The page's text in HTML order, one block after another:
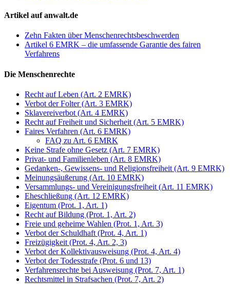
Artikel auf anwalt.de
Zehn Fakten über Menschenrechtsbeschwerden
Artikel 6 EMRK – die umfassende Garantie des fairen
Verfahrens
Die Menschenrechte
Recht auf Leben (Art. 2 EMRK)
Verbot der Folter (Art. 3 EMRK)
Sklavereiverbot (Art. 4 EMRK)
Recht auf Freiheit und Sicherheit (Art. 5 EMRK)
Faires Verfahren (Art. 6 EMRK)
FAQ zu Art. 6 EMRK
Keine Strafe ohne Gesetz (Art. 7 EMRK)
Privat- und Familienleben (Art. 8 EMRK)
Gedanken-, Gewissens- und Religionsfreiheit (Art. 9 EMRK)
Meinungsäußerung (Art. 10 EMRK)
Versammlungs- und Vereinigungsfreiheit (Art. 11 EMRK)
Eheschließung (Art. 12 EMRK)
Eigentum (Prot. 1, Art. 1)
Recht auf Bildung (Prot. 1, Art. 2)
Freie und geheime Wahlen (Prot. 1, Art. 3)
Verbot der Schuldhaft (Prot. 4, Art. 1)
Freizügigkeit (Prot. 4, Art. 2, 3)
Verbot der Kollektivausweisung (Prot. 4, Art. 4)
Verbot der Todesstrafe (Prot. 6 und 13)
Verfahrensrechte bei Ausweisung (Prot. 7, Art. 1)
Rechtsmittel in Strafsachen (Prot. 7, Art. 2)